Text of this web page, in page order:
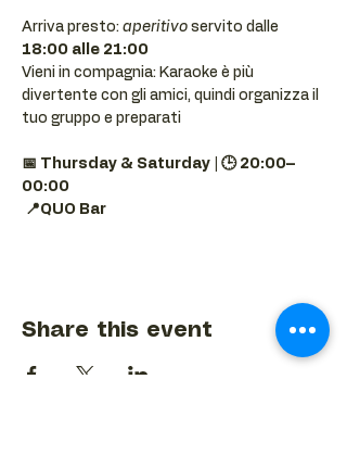
Arriva presto: aperitivo servito dalle
18:00 alle 21:00
Vieni in compagnia: Karaoke è più
divertente con gli amici, quindi organizza il
tuo gruppo e preparati
📅 Thursday & Saturday | 🕒 20:00–
00:00
📍QUO Bar
Share this event